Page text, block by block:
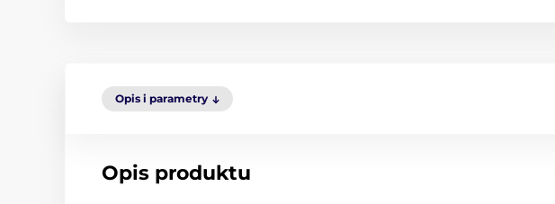
Opis i parametry
Opis produktu